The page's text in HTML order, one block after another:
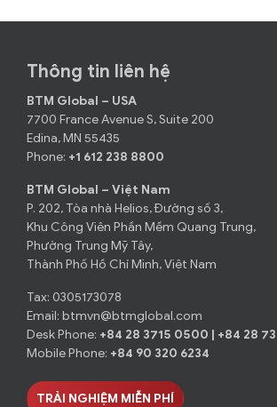
Thông tin liên hệ
BTM Global – USA
7700 France Avenue S, Suite 200
Edina, MN 55435
Phone: +1 612 238 8800
BTM Global – Việt Nam
P. 202, Tòa nhà Helios, Đường số 3,
Khu Công Viên Phần Mềm Quang Trung,
Phường Trung Mỹ Tây,
Thành Phố Hồ Chí Minh, Việt Nam
Tax: 0305173078
Email: btmvn@btmglobal.com
Desk Phone: +84 28 3715 0500 | +84 28
Mobile Phone: +84 90 320 6234
TRẢI NGHIỆM MIỄN PHÍ